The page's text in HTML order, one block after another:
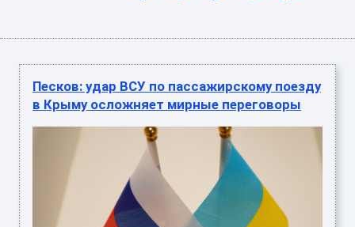
Песков: удар ВСУ по пассажирскому поезду
в Крыму осложняет мирные переговоры